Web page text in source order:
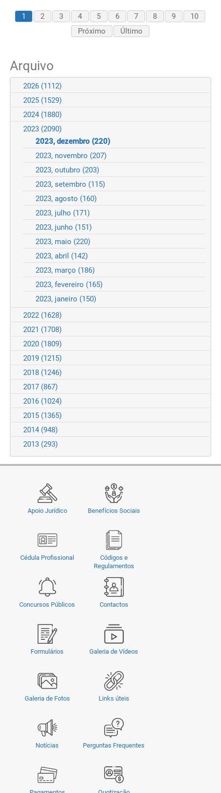
1 2 3 4 5 6 7 8 9
10
Próximo
Último
Arquivo
2026 (1112)
2025 (1529)
2024 (1880)
2023 (2090)
2023, dezembro (220)
2023, novembro (207)
2023, outubro (203)
2023, setembro (115)
2023, agosto (160)
2023, julho (171)
2023, junho (151)
2023, maio (220)
2023, abril (142)
2023, março (186)
2023, fevereiro (165)
2023, janeiro (150)
2022 (1628)
2021 (1708)
2020 (1809)
2019 (1215)
2018 (1246)
2017 (867)
2016 (1024)
2015 (1365)
2014 (948)
2013 (293)
Apoio Jurídico Benefícios Sociais
Cédula Profissional
Códigos e
Regulamentos
Concursos Públicos Contactos
Formulários Galeria de Vídeos
Galeria de Fotos Links úteis
Notícias Perguntas Frequentes